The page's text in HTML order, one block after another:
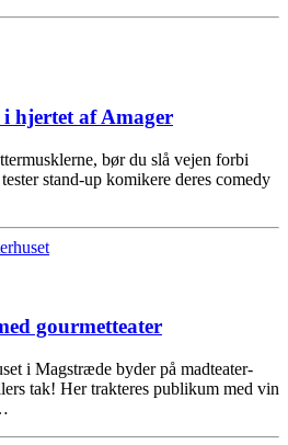
i hjertet af Amager
bør du slå vejen forbi
stand-up komikere deres comedy
gourmetteater
i Magstræde byder på madteater-
tak! Her trakteres publikum med vin